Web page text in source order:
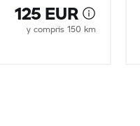
125 EUR
y compris 150 km